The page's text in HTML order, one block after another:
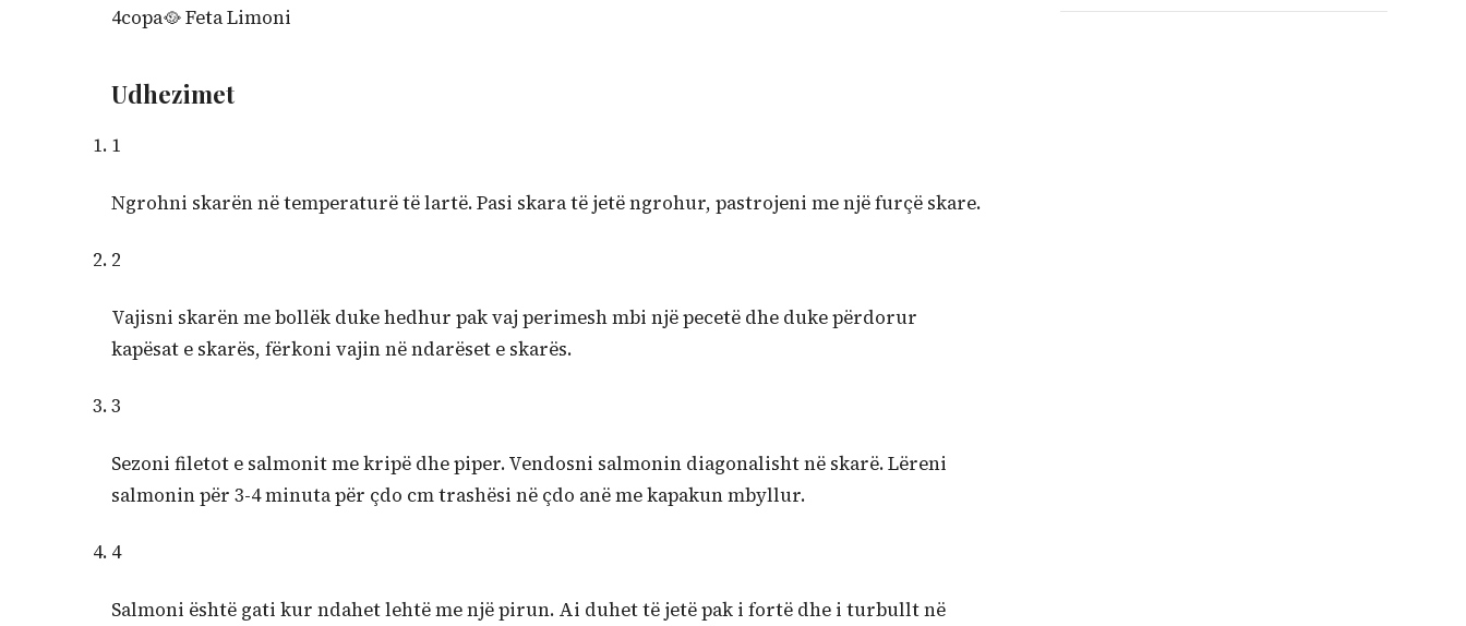
4copa🥘Feta Limoni
Udhezimet
1
Ngrohni skarën në temperaturë të lartë. Pasi skara të jetë ngrohur, pastrojeni me një furçë skare.
2
Vajisni skarën me bollëk duke hedhur pak vaj perimesh mbi një pecetë dhe duke përdorur
kapësat e skarës, fërkoni vajin në ndarëset e skarës.
3
Sezoni filetot e salmonit me kripë dhe piper. Vendosni salmonin diagonalisht në skarë. Lëreni
salmonin për 3-4 minuta për çdo cm trashësi në çdo anë me kapakun mbyllur.
4
Salmoni është gati kur ndahet lehtë me një pirun. Ai duhet të jetë pak i fortë dhe i turbullt në